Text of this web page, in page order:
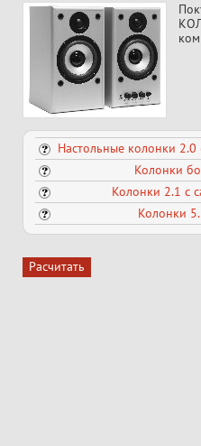
Настольные колонки 2.0
Колонки
Колонки 2.1 с
Колонки